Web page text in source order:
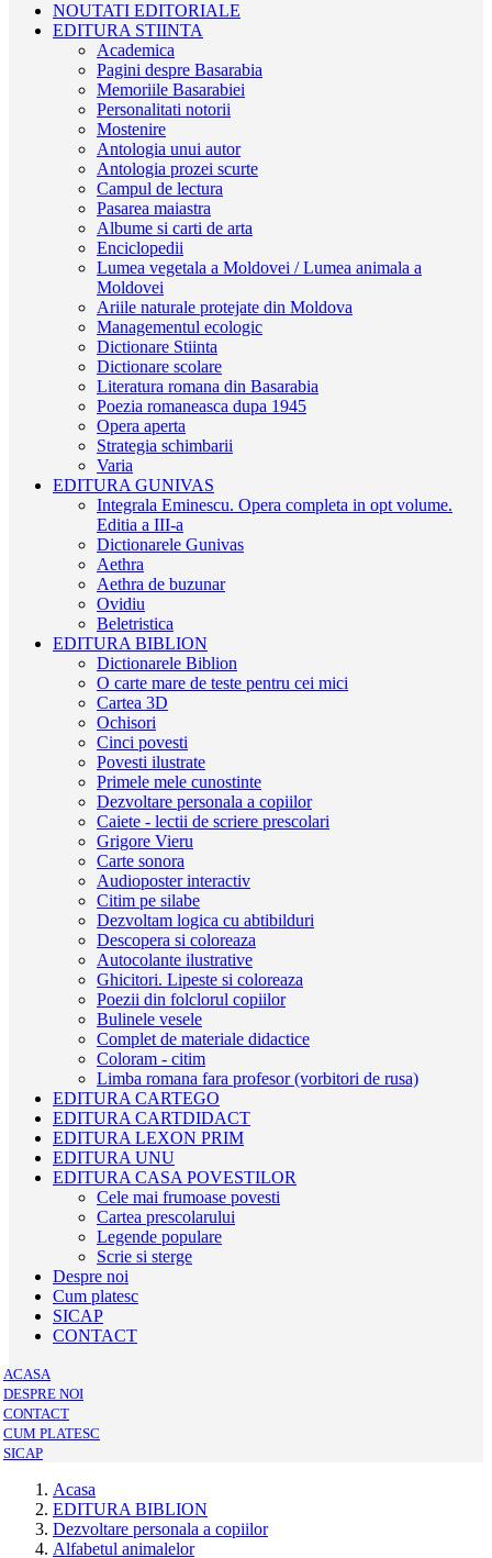
NOUTATI EDITORIALE
EDITURA STIINTA
Academica
Pagini despre Basarabia
Memoriile Basarabiei
Personalitati notorii
Mostenire
Antologia unui autor
Antologia prozei scurte
Campul de lectura
Pasarea maiastra
Albume si carti de arta
Enciclopedii
Lumea vegetala a Moldovei / Lumea animala a
Moldovei
Ariile naturale protejate din Moldova
Managementul ecologic
Dictionare Stiinta
Dictionare scolare
Literatura romana din Basarabia
Poezia romaneasca dupa 1945
Opera aperta
Strategia schimbarii
Varia
EDITURA GUNIVAS
Integrala Eminescu. Opera completa in opt volume.
Editia a III-a
Dictionarele Gunivas
Aethra
Aethra de buzunar
Ovidiu
Beletristica
EDITURA BIBLION
Dictionarele Biblion
O carte mare de teste pentru cei mici
Cartea 3D
Ochisori
Cinci povesti
Povesti ilustrate
Primele mele cunostinte
Dezvoltare personala a copiilor
Caiete - lectii de scriere prescolari
Grigore Vieru
Carte sonora
Audioposter interactiv
Citim pe silabe
Dezvoltam logica cu abtibilduri
Descopera si coloreaza
Autocolante ilustrative
Ghicitori. Lipeste si coloreaza
Poezii din folclorul copiilor
Bulinele vesele
Complet de materiale didactice
Coloram - citim
Limba romana fara profesor (vorbitori de rusa)
EDITURA CARTEGO
EDITURA CARTDIDACT
EDITURA LEXON PRIM
EDITURA UNU
EDITURA CASA POVESTILOR
Cele mai frumoase povesti
Cartea prescolarului
Legende populare
Scrie si sterge
Despre noi
Cum platesc
SICAP
CONTACT
ACASA
DESPRE NOI
CONTACT
CUM PLATESC
SICAP
Acasa
EDITURA BIBLION
Dezvoltare personala a copiilor
Alfabetul animalelor